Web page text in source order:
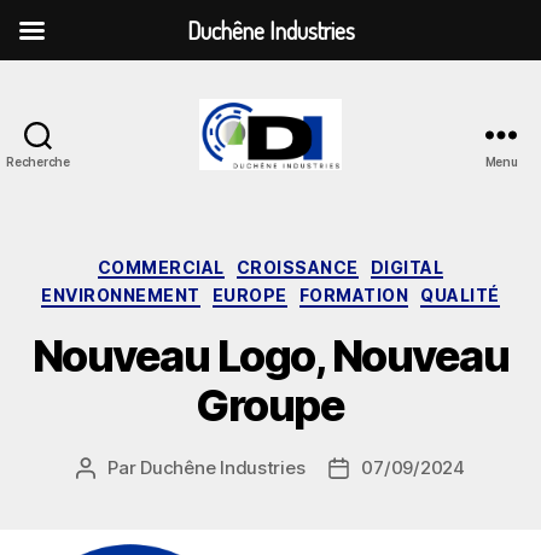
Recherche Menu
Catégories
COMMERCIAL CROISSANCE
DIGITAL
ENVIRONNEMENT
EUROPE FORMATION QUALITÉ
Nouveau Logo, Nouveau
Groupe
Auteur
Par Duchêne Industries
Date07/09/2024
Duchêne Industries